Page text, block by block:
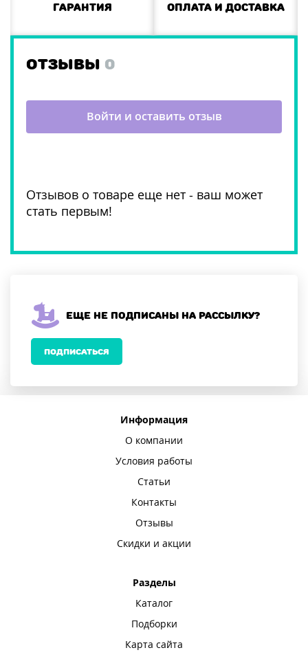
Гарантия Оплата и доставка
ОТЗЫВЫ 0
Отзывов о товаре еще нет - ваш может
стать первым!
Войти и оставить отзыв
Еще не подписаны на рассылку?
ПОДПИСАТЬСЯ
Информация
О компании
Условия работы
Статьи
Контакты
Отзывы
Скидки и акции
Разделы
Каталог
Подборки
Карта сайта